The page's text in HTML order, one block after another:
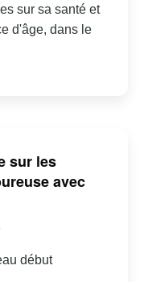
sur sa santé et
d'âge, dans le
sur les
avec
début